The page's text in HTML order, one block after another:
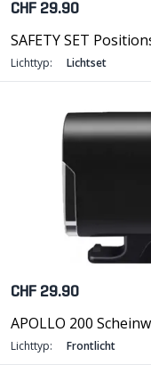
CHF 29.90
SAFETY SET
Lichttyp: Lichtset
CHF 29.90
APOLLO 200
Lichttyp: Frontlicht